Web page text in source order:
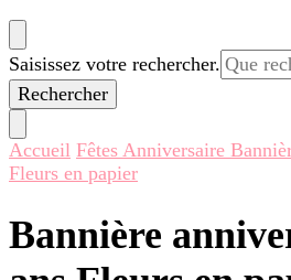
Vous
recherchiez
quelque
Saisissez votre rechercher.
Accueil Fêtes Anniversaire
Fleurs en papier
Bannière